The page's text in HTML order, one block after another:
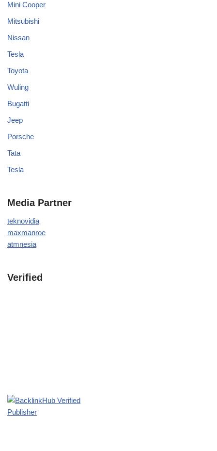
Mini Cooper
Mitsubishi
Nissan
Tesla
Toyota
Wuling
Bugatti
Jeep
Porsche
Tata
Tesla
Media Partner
teknovidia
maxmanroe
atmnesia
Verified